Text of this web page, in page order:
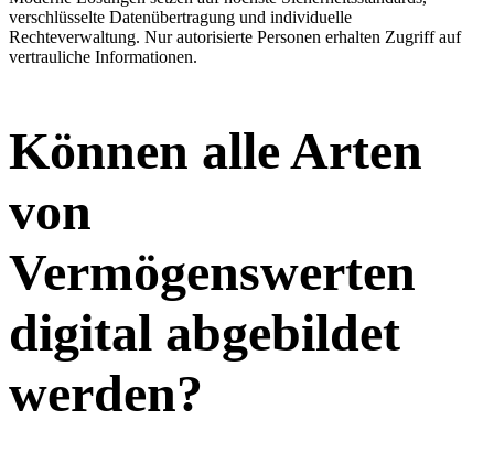
verschlüsselte Datenübertragung und individuelle
Rechteverwaltung. Nur autorisierte Personen erhalten Zugriff auf
vertrauliche Informationen.
Können alle Arten
von
Vermögenswerten
digital abgebildet
werden?